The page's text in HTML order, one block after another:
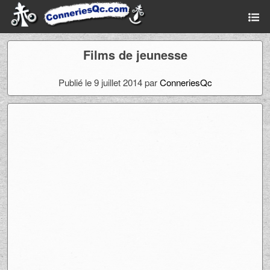
Films de jeunesse
Publié le 9 juillet 2014 parConneriesQc